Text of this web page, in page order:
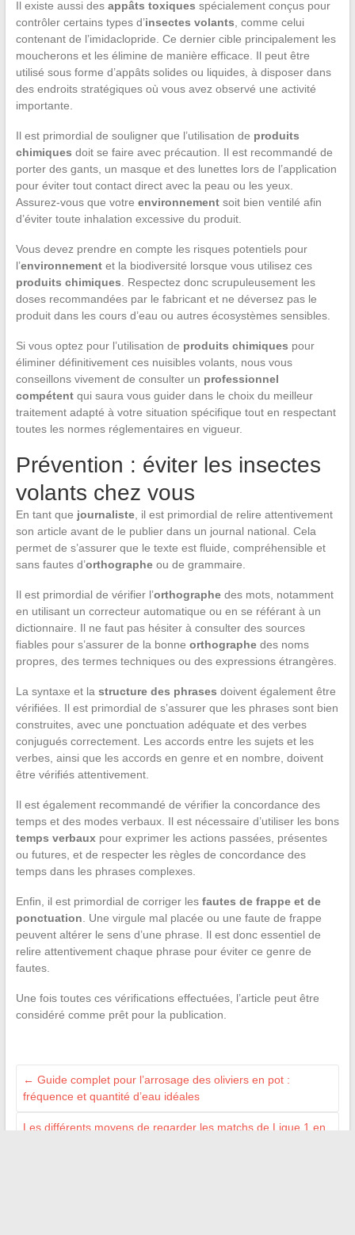
Il existe aussi des appâts toxiques spécialement conçus pour
contrôler certains types d’insectes volants , comme celui
contenant de l’imidaclopride. Ce dernier cible principalement les
moucherons et les élimine de manière efficace. Il peut être
utilisé sous forme d’appâts solides ou liquides, à disposer dans
des endroits stratégiques où vous avez observé une activité
importante.
Il est primordial de souligner que l’utilisation de produits
chimiques doit se faire avec précaution. Il est recommandé de
porter des gants, un masque et des lunettes lors de l’application
pour éviter tout contact direct avec la peau ou les yeux.
Assurez-vous que votre environnementsoit bien ventilé afin
d’éviter toute inhalation excessive du produit.
Vous devez prendre en compte les risques potentiels pour
l’environnementet la biodiversité lorsque vous utilisez ces
produits chimiques . Respectez donc scrupuleusement les
doses recommandées par le fabricant et ne déversez pas le
produit dans les cours d’eau ou autres écosystèmes sensibles.
Si vous optez pour l’utilisation de produits chimiques pour
éliminer définitivement ces nuisibles volants, nous vous
conseillons vivement de consulter un professionnel
compétentqui saura vous guider dans le choix du meilleur
traitement adapté à votre situation spécifique tout en respectant
toutes les normes réglementaires en vigueur.
Prévention : éviter les insectes
volants chez vous
En tant que journaliste, il est primordial de relire attentivement
son article avant de le publier dans un journal national. Cela
permet de s’assurer que le texte est fluide, compréhensible et
sans fautes d’orthographeou de grammaire.
Il est primordial de vérifier l’orthographedes mots, notamment
en utilisant un correcteur automatique ou en se référant à un
dictionnaire. Il ne faut pas hésiter à consulter des sources
fiables pour s’assurer de la bonne orthographedes noms
propres, des termes techniques ou des expressions étrangères.
La syntaxe et la structure des phrases doivent également être
vérifiées. Il est primordial de s’assurer que les phrases sont bien
construites, avec une ponctuation adéquate et des verbes
conjugués correctement. Les accords entre les sujets et les
verbes, ainsi que les accords en genre et en nombre, doivent
être vérifiés attentivement.
Il est également recommandé de vérifier la concordance des
temps et des modes verbaux. Il est nécessaire d’utiliser les bons
temps verbauxpour exprimer les actions passées, présentes
ou futures, et de respecter les règles de concordance des
temps dans les phrases complexes.
Enfin, il est primordial de corriger les fautes de frappe et de
ponctuation . Une virgule mal placée ou une faute de frappe
peuvent altérer le sens d’une phrase. Il est donc essentiel de
relire attentivement chaque phrase pour éviter ce genre de
fautes.
Une fois toutes ces vérifications effectuées, l’article peut être
considéré comme prêt pour la publication.
← Guide complet pour l’arrosage des oliviers en pot :
fréquence et quantité d’eau idéales
Les différents moyens de regarder les matchs de Ligue 1 en